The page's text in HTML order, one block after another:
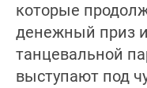
которые
денежный приз
танцевальной
выступают под